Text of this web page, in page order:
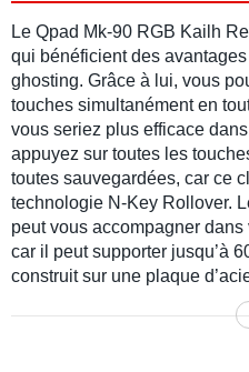
Le Qpad Mk-90 RGB Kailh
qui bénéficient des
ghosting. Grâce à lui, vous
touches simultanément en
vous seriez plus efficace
appuyez sur toutes les
toutes sauvegardées, car ce
technologie N-Key Rollover.
peut vous accompagner
car il peut supporter jusqu’à
construit sur une plaque